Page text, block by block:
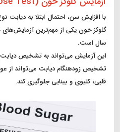
سال است.
این آزمایش می‌تواند به تشخیص
تشخیص زودهنگام دیابت می‌تواند از
قلبی، کلیوی و بینایی جلوگیری کند.